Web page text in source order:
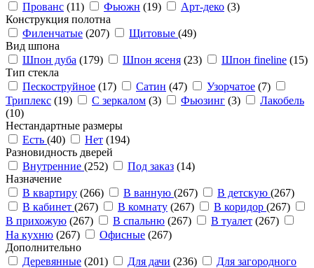
Прованс (11) Фьюжн (19) Арт-деко (3)
Конструкция полотна
Филенчатые (207) Щитовые (49)
Вид шпона
Шпон дуба (179) Шпон ясеня (23) Шпон fineline (15)
Тип стекла
Пескоструйное (17) Сатин (47) Узорчатое (7)
Триплекс (19) С зеркалом (3) Фьюзинг (3)
Лакобель
(10)
Нестандартные размеры
Есть (40) Нет (194)
Разновидность дверей
Внутренние (252) Под заказ (14)
Назначение
В квартиру (266) В ванную (267) В детскую (267)
В кабинет (267) В комнату (267) В коридор (267)
В прихожую (267) В спальню (267) В туалет (267)
На кухню (267) Офисные (267)
Дополнительно
Деревянные (201) Для дачи (236)
Для загородного